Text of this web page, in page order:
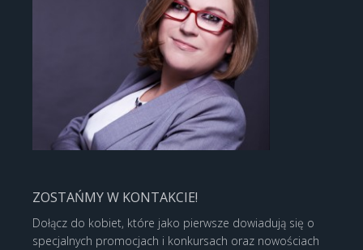
ZOSTAŃMY W KONTAKCIE!
Dołącz do kobiet, które jako pierwsze dowiadują się o
specjalnych promocjach i konkursach oraz nowościach